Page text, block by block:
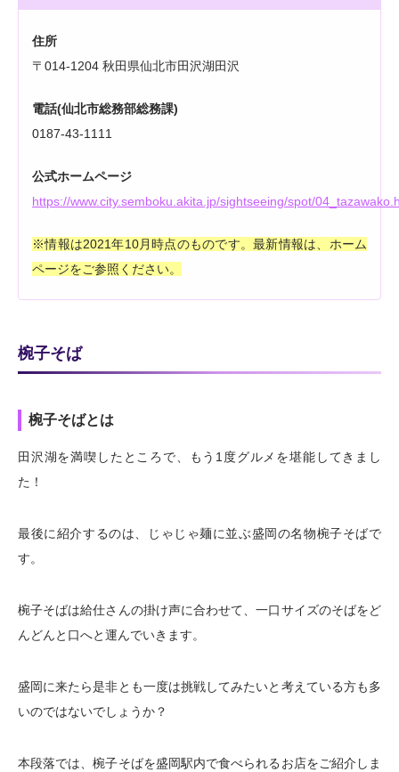
住所
〒014-1204 秋田県仙北市田沢湖田沢
電話(仙北市総務部総務課)
0187-43-1111
公式ホームページ
https://www.city.semboku.akita.jp/sightseeing/spot/
※情報は2021年10月時点のものです。最新情報は、ホーム
ページをご参照ください。
椀子そば
椀子そばとは
田沢湖を満喫したところで、もう1度グルメを堪能してきまし
た！
最後に紹介するのは、じゃじゃ麺に並ぶ盛岡の名物椀子そばで
す。
椀子そばは給仕さんの掛け声に合わせて、一口サイズのそばをど
んどんと口へと運んでいきます。
盛岡に来たら是非とも一度は挑戦してみたいと考えている方も多
いのではないでしょうか？
本段落では、椀子そばを盛岡駅内で食べられるお店をご紹介しま